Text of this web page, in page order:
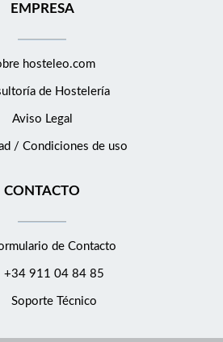
EMPRESA
hosteleo.com
de Hostelería
Aviso Legal
/ Condiciones de uso
CONTACTO
de Contacto
+34 911 04 84 85
Soporte Técnico